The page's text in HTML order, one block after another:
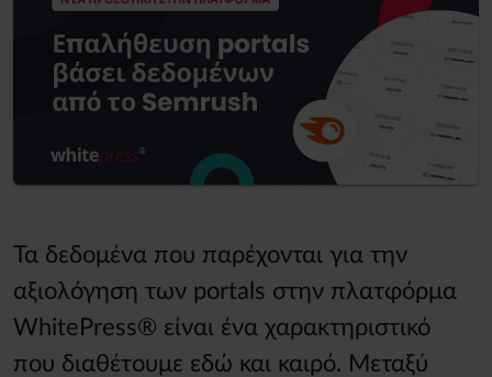
Τα δεδομένα που παρέχονται για την
αξιολόγηση των portals στην πλατφόρμα
WhitePress® είναι ένα χαρακτηριστικό
που διαθέτουμε εδώ και καιρό. Μεταξύ